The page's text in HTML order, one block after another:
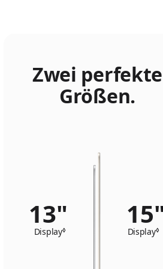
Zwei perfekte
Größen.
13"
Display◊Siehe rechtliche Hinweise
Display◊